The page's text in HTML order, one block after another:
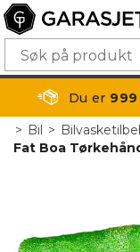
Du er 999
> Bil>
Fat Boa